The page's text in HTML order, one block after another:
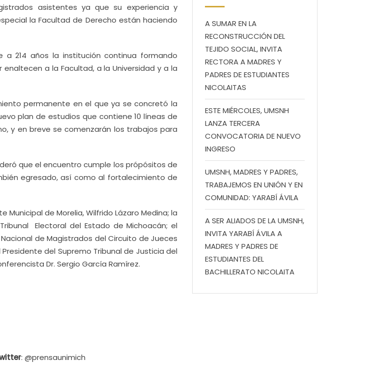
asistentes ya que su experiencia y
la Facultad de Derecho están haciendo
a 214 años la institución continua formando
a la Facultad, a la Universidad y a la
permanente en el que ya se concretó la
plan de estudios que contiene 10 líneas de
y en breve se comenzarán los trabajos para
que el encuentro cumple los própósitos de
egresado, así como al fortalecimiento de
de Morelia, Wilfrido Lázaro Medina; la
Electoral del Estado de Michoacán; el
de Magistrados del Circuito de Jueces
del Supremo Tribunal de Justicia del
Dr. Sergio García Ramírez.
: @prensaunimich
A SUMAR EN LA
RECONSTRUCCIÓN DEL
TEJIDO SOCIAL, INVITA
RECTORA A MADRES Y
PADRES DE ESTUDIANTES
NICOLAITAS
ESTE MIÉRCOLES, UMSNH
LANZA TERCERA
CONVOCATORIA DE NUEVO
INGRESO
UMSNH, MADRES Y PADRES,
TRABAJEMOS EN UNIÓN Y EN
COMUNIDAD: YARABÍ ÁVILA
A SER ALIADOS DE LA UMSNH,
INVITA YARABÍ ÁVILA A
MADRES Y PADRES DE
ESTUDIANTES DEL
BACHILLERATO NICOLAITA